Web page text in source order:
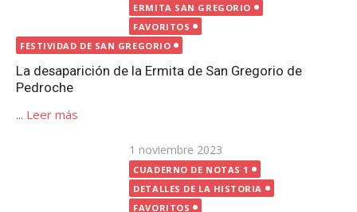
La desaparición de la Ermita de San Gregorio de
...Leer más
Publicada
1 noviembre 2023
DETALLES DE LA HISTORIA
CUADERNO DE NOTAS 1